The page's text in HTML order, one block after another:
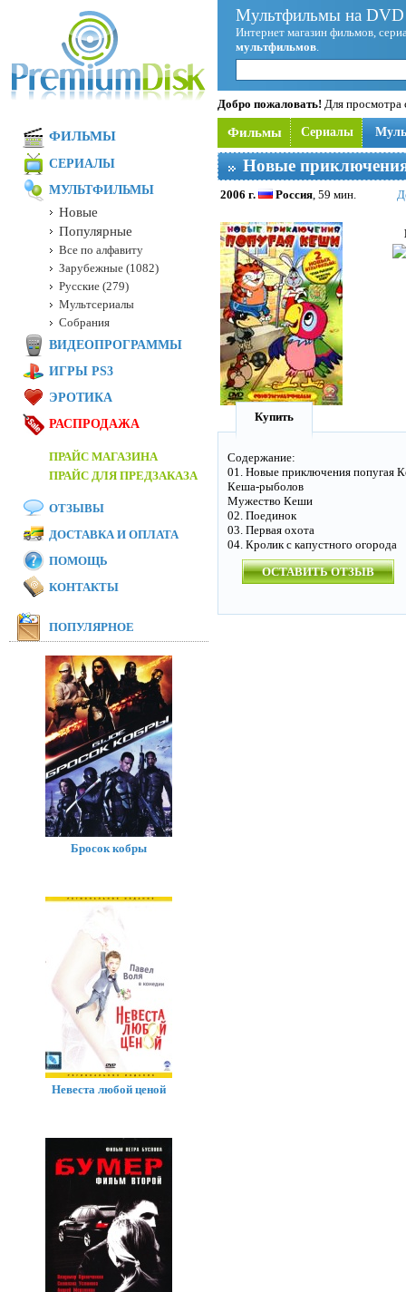
Мультфильмы на
Интернет магазин фильмов,
мультфильмов.
Добро пожаловать! Для просмотра
Фильмы Сериалы
Новые
2006 г. Россия, 59 мин.
Купить
Содержание:
01. Новые приключения попугая
Кеша-рыболов
Мужество Кеши
02. Поединок
03. Первая охота
04. Кролик с капустного огорода
ОСТАВИТЬ ОТЗЫВ
ФИЛЬМЫ
СЕРИАЛЫ
МУЛЬТФИЛЬМЫ
Новые
Популярные
Все по алфавиту
Зарубежные (1082)
Русские (279)
Мультсериалы
Собрания
ВИДЕОПРОГРАММЫ
ИГРЫ PS3
ЭРОТИКА
РАСПРОДАЖА
ПРАЙС МАГАЗИНА
ПРАЙС ДЛЯ ПРЕДЗАКАЗА
ОТЗЫВЫ
ДОСТАВКА И ОПЛАТА
ПОМОЩЬ
КОНТАКТЫ
ПОПУЛЯРНОЕ
Бросок кобры
Невеста любой ценой